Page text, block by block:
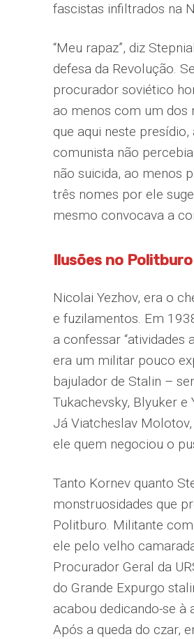
fascistas infiltrados na
“Meu rapaz”, diz
defesa da Revolução.
procurador soviético
ao menos com um dos
que aqui neste
comunista não
não suicida, ao menos
três nomes por ele
mesmo convocava a
Ilusões no Politburo
Nicolai Yezhov, era o
e fuzilamentos. Em
a confessar
era um militar pouco
bajulador de Stalin –
Tukachevsky, Blyuker e
Já Viatcheslav
ele quem negociou o
Tanto Kornev quanto
monstruosidades que
Politburo. Militante
ele pelo velho
Procurador Geral da
do Grande Expurgo
acabou dedicando-se à
Após a queda do czar,